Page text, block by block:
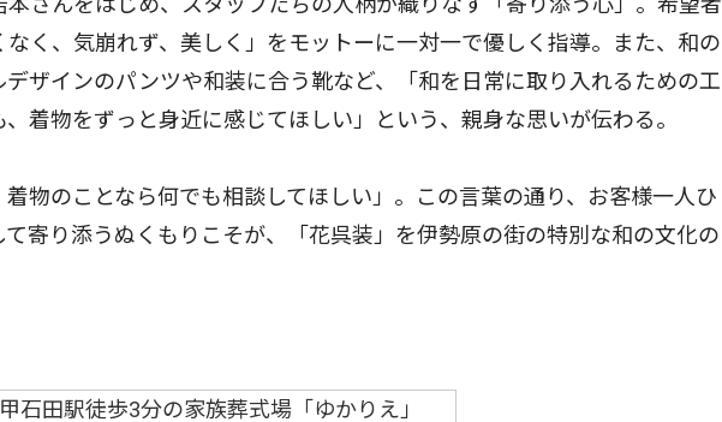
く、気崩れず、美しく」をモットーに一対一で優しく指導。また、和の
ザインのパンツや和装に合う靴など、「和を日常に取り入れるための工
着物をずっと身近に感じてほしい」という、親身な思いが伝わる。
物のことなら何でも相談してほしい」。この言葉の通り、お客様一人ひ
寄り添うぬくもりこそが、「花呉装」を伊勢原の街の特別な和の文化の